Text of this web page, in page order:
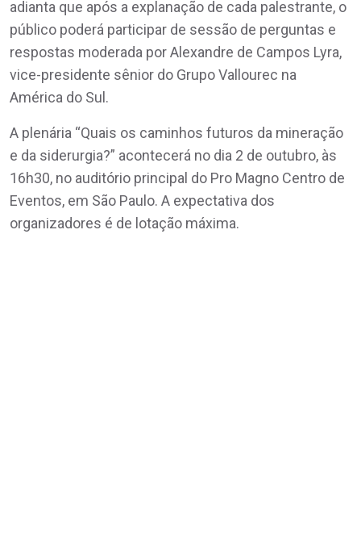
adianta que após a explanação de cada palestrante, o
público poderá participar de sessão de perguntas e
respostas moderada por Alexandre de Campos Lyra,
vice-presidente sênior do Grupo Vallourec na
América do Sul.
A plenária “Quais os caminhos futuros da mineração
e da siderurgia?” acontecerá no dia 2 de outubro, às
16h30, no auditório principal do Pro Magno Centro de
Eventos, em São Paulo. A expectativa dos
organizadores é de lotação máxima.